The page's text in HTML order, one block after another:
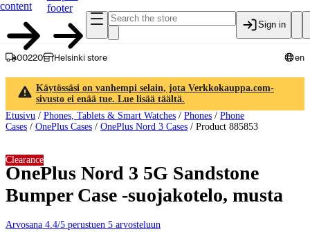
content
footer
Sign in
00220 Helsinki store en
Käytössäsi on vanhempi selain, jota Verkkokauppa.com-
sivusto ei enää tue. Lue lisää täältä.
Etusivu / Phones, Tablets & Smart Watches / Phones / Phone
Cases / OnePlus Cases / OnePlus Nord 3 Cases / Product 885853
OnePlus Nord 3 5G Sandstone
Bumper Case -suojakotelo, musta
Arvosana 4.4/5 perustuen 5 arvosteluun
Clearance